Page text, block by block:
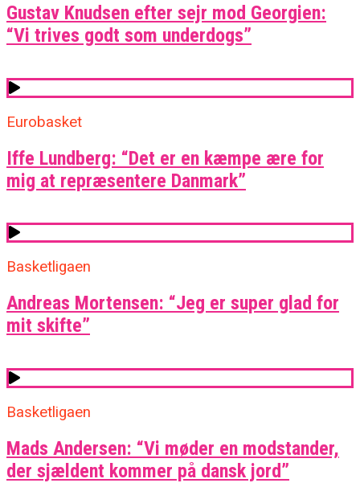
Gustav Knudsen efter sejr mod Georgien:
“Vi trives godt som underdogs”
Eurobasket
Iffe Lundberg: “Det er en kæmpe ære for
mig at repræsentere Danmark”
Basketligaen
Andreas Mortensen: “Jeg er super glad for
mit skifte”
Basketligaen
Mads Andersen: “Vi møder en modstander,
der sjældent kommer på dansk jord”